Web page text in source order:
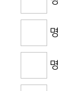
명
명